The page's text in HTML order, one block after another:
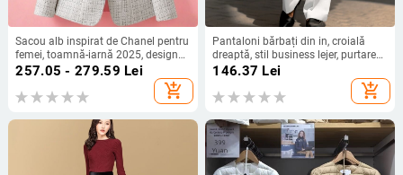
Sacou alb inspirat de Chanel pentru
femei, toamnă-iarnă 2025, design
chic, elegant și stilat
257.05 - 279.59 Lei
add_shopping_cart
Pantaloni bărbați din in, croială
dreaptă, stil business lejer, purtare
zilnică, patru sezoane, toamnă
146.37 Lei
add_shopping_cart